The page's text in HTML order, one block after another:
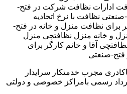
ادارات نظافت شرکت در فتح-
نظافت با نرخ اتحادیه
برای نظافت منزل و خانه در فتح-
و خانه منزل نظافتچی منزل
آقا و خانم کارگر برای
فتح-صنعتی
مجرب خدمتکار سرایدار
رسمی بامراکز خصوصی و دولتی